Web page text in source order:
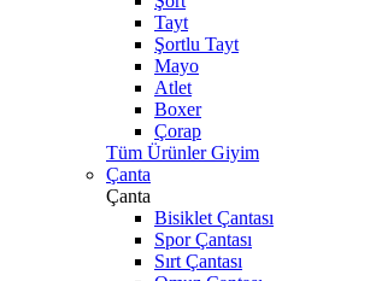
Tayt
Şortlu Tayt
Mayo
Atlet
Boxer
Çorap
Tüm Ürünler Giyim
Çanta
Çanta
Bisiklet Çantası
Spor Çantası
Sırt Çantası